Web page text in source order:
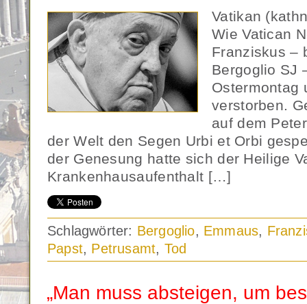
Vatikan
Wie Vatican
Franziskus –
Bergoglio SJ
Ostermontag
verstorben.
auf dem
der Welt den Segen Urbi et Orbi
der Genesung hatte sich der Heilige
Krankenhausaufenthalt […]
Schlagwörter: Bergoglio, Emmaus,
Papst, Petrusamt, Tod
„Man muss absteigen, um